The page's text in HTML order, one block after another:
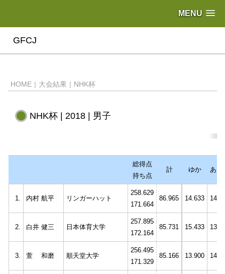
MENU
GFCJ
HOME | 大会結果 | NHK杯
NHK杯 | 2018 | 男子
総得点
持ち点
計 ゆか あん
1. 内村 航平 リンガーハット
258.629
171.664
86.965 14.633
2. 白井 健三 日本体育大学
257.895
172.164
85.731 15.433
3. 萱 和磨 順天堂大学
256.495
171.329
85.166 13.900